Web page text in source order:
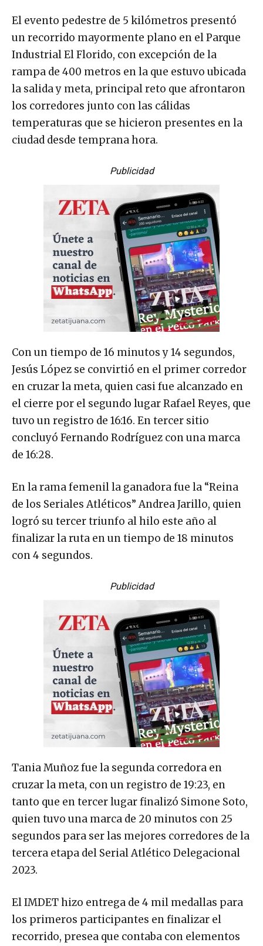
El evento pedestre de 5 kilómetros presentó
un recorrido mayormente plano en el Parque
Industrial El Florido, con excepción de la
rampa de 400 metros en la que estuvo ubicada
la salida y meta, principal reto que afrontaron
los corredores junto con las cálidas
temperaturas que se hicieron presentes en la
ciudad desde temprana hora.
Publicidad
Con un tiempo de 16 minutos y 14 segundos,
Jesús López se convirtió en el primer corredor
en cruzar la meta, quien casi fue alcanzado en
el cierre por el segundo lugar Rafael Reyes, que
tuvo un registro de 16:16. En tercer sitio
concluyó Fernando Rodríguez con una marca
de 16:28.
En la rama femenil la ganadora fue la “Reina
de los Seriales Atléticos” Andrea Jarillo, quien
logró su tercer triunfo al hilo este año al
finalizar la ruta en un tiempo de 18 minutos
con 4 segundos.
Publicidad
Tania Muñoz fue la segunda corredora en
cruzar la meta, con un registro de 19:23, en
tanto que en tercer lugar finalizó Simone Soto,
quien tuvo una marca de 20 minutos con 25
segundos para ser las mejores corredores de la
tercera etapa del Serial Atlético Delegacional
2023.
El IMDET hizo entrega de 4 mil medallas para
los primeros participantes en finalizar el
recorrido, presea que contaba con elementos